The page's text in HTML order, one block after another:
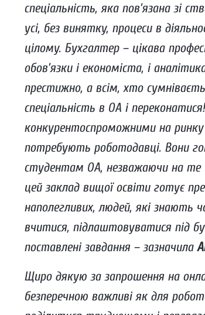
спеціальність, яка пов’язана зі
усі, без винятку, процеси в
цілому. Бухгалтер – цікава
обов’язки і економіста, і
престижно, а всім, хто
спеціальність в ОА і
конкурентоспроможними на ринку
потребують роботодавці. Вони
студентам ОА, незважаючи на те
цей заклад вищої освіти готує
наполегливих, людей, які
вчитися, підлаштовуватися під
поставлені завдання – зазначила
Щиро дякую за запрошення на
безперечною важливі як для